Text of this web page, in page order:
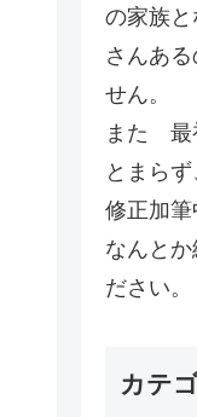
の家族と
さんあ
せん。
また 最
とまら
修正加筆
なんと
ださい。
カテ